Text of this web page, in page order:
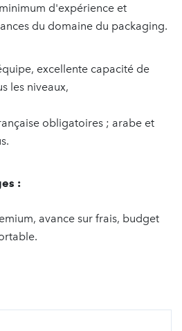
d'expérience et
du domaine du packaging.
excellente capacité de
les niveaux,
obligatoires ; arabe et
:
avance sur frais, budget